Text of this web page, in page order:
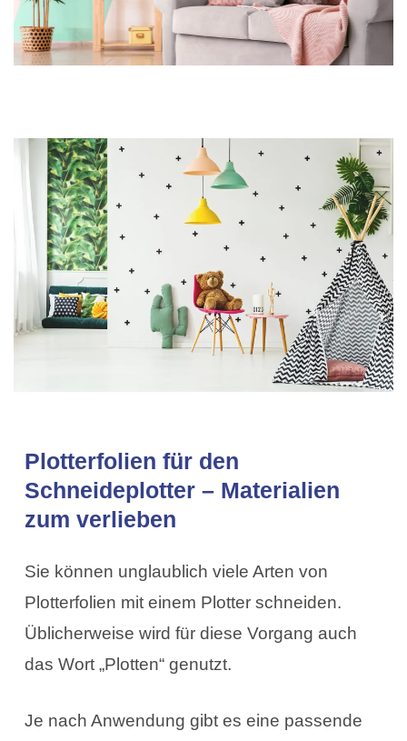
Plotterfolien für den
Schneideplotter – Materialien
zum verlieben
Sie können unglaublich viele Arten von
Plotterfolien mit einem Plotter schneiden.
Üblicherweise wird für diese Vorgang auch
das Wort „Plotten“ genutzt.
Je nach Anwendung gibt es eine passende